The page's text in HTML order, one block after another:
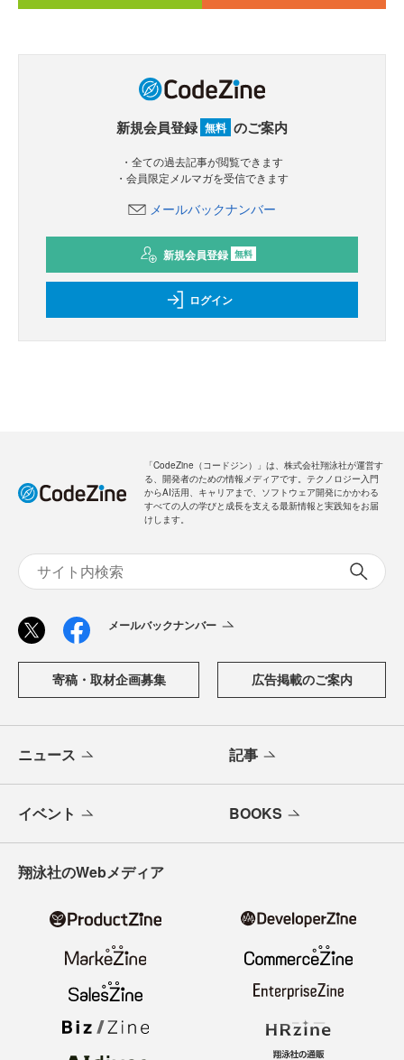
新規会員登録 無料 のご案内
・全ての過去記事が閲覧できます
・会員限定メルマガを受信できます
メールバックナンバー
新規会員登録 無料
ログイン
「CodeZine（コードジン）」は、株式会社翔泳社が運営す
る、開発者のための情報メディアです。テクノロジー入門
からAI活用、キャリアまで、ソフトウェア開発にかかわる
すべての人の学びと成長を支える最新情報と実践知をお届
けします。
メールバックナンバー
寄稿・取材企画募集 広告掲載のご案内
ニュース 記事
イベント BOOKS
翔泳社のWebメディア